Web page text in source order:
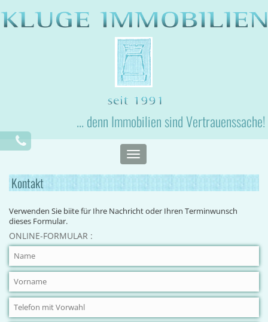
... denn Immobilien sind Vertrauenssache!
Toggle
navigation
Kontakt
Verwenden Sie biite für Ihre Nachricht oder Ihren Terminwunsch
dieses Formular.
ONLINE-FORMULAR :